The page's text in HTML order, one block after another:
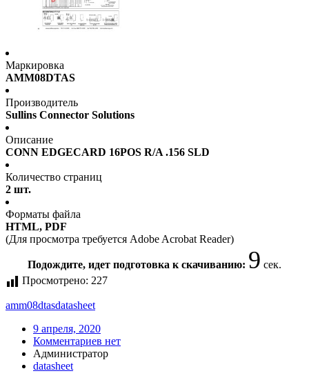
Маркировка
AMM08DTAS
Производитель
Sullins Connector Solutions
Описание
CONN EDGECARD 16POS R/A .156 SLD
Количество страниц
2 шт.
Форматы файла
HTML, PDF
(Для просмотра требуется Adobe Acrobat Reader)
Подождите, идет подготовка к скачиванию: 9 сек.
Просмотрено: 227
amm08dtasdatasheet
9 апреля, 2020
Комментариев нет
Администратор
datasheet